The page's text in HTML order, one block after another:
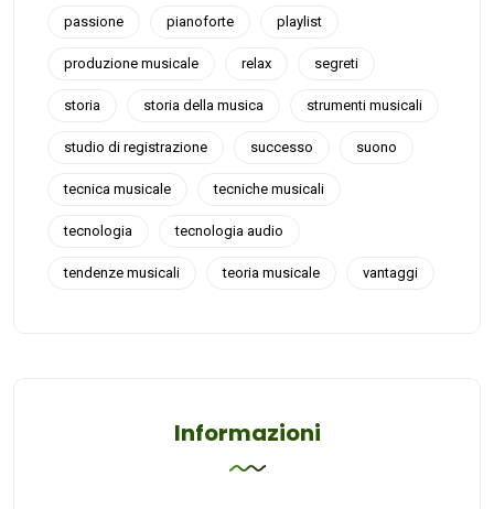
passione pianoforte playlist
produzione musicale relax segreti
storia storia della musica strumenti musicali
studio di registrazione successo suono
tecnica musicale tecniche musicali
tecnologia tecnologia audio
tendenze musicali teoria musicale vantaggi
Informazioni